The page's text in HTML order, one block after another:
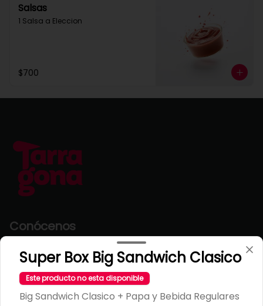
Salsas
1 Salsa a Eleccion
$700
Conócenos
Escríbenos
T&C Tarragona
Términos y condiciones
Política de privacidad
Super Box Big Sandwich Clasico
Este producto no esta disponible
Big Sandwich Clasico + Papa y Bebida Regulares